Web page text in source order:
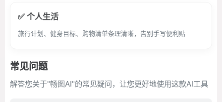
✅ 个人生活
旅行计划、健身目标、购物清单条理清晰，告别手写便利贴
常见问题
解答您关于"畅图AI"的常见疑问，让您更好地使用这款AI工具